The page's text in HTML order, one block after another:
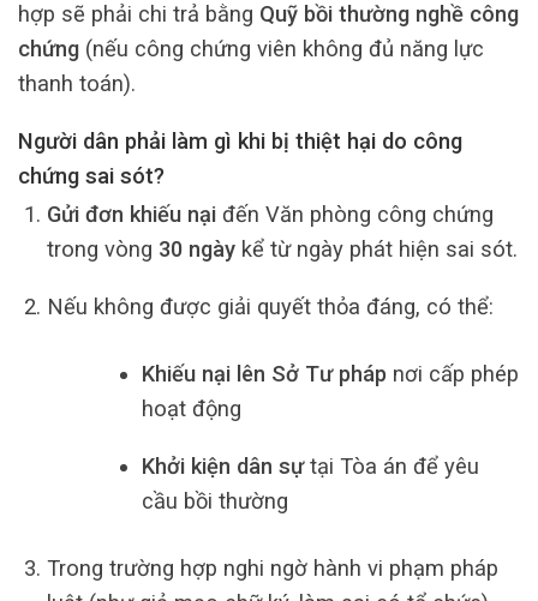
hợp sẽ phải chi trả bằng Quỹ bồi thường nghề công
chứng (nếu công chứng viên không đủ năng lực
thanh toán).
Người dân phải làm gì khi bị thiệt hại do công
chứng sai sót?
Gửi đơn khiếu nạiđến Văn phòng công chứng
trong vòng 30 ngàykể từ ngày phát hiện sai sót.
Nếu không được giải quyết thỏa đáng, có thể:
Khiếu nại lên Sở Tư pháp nơi cấp phép
hoạt động
Khởi kiện dân sựtại Tòa án để yêu
cầu bồi thường
Trong trường hợp nghi ngờ hành vi phạm pháp